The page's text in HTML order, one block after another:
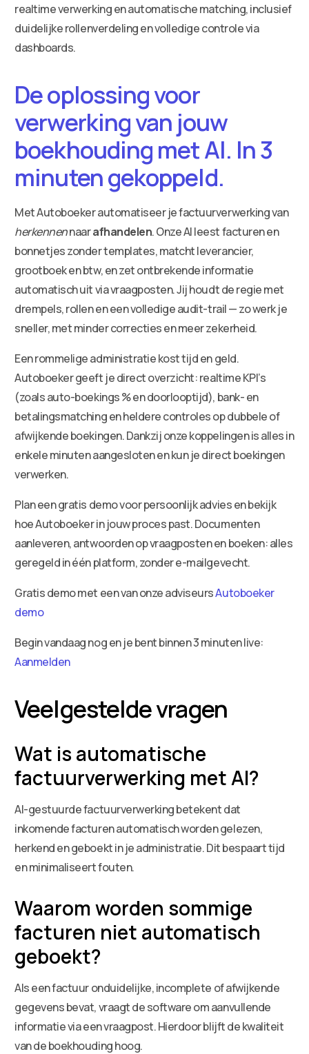
realtime verwerking en automatische matching, inclusief
duidelijke rollenverdeling en volledige controle via
dashboards.
De oplossing voor
verwerking van jouw
boekhouding met AI. In 3
minuten gekoppeld.
Met Autoboeker automatiseer je factuurverwerking van
herkennennaarafhandelen. Onze AI leest facturen en
bonnetjes zonder templates, matcht leverancier,
grootboek en btw, en zet ontbrekende informatie
automatisch uit via vraagposten. Jij houdt de regie met
drempels, rollen en een volledige audit-trail — zo werk je
sneller, met minder correcties en meer zekerheid.
Een rommelige administratie kost tijd en geld.
Autoboeker geeft je direct overzicht: realtime KPI’s
(zoals auto-boekings % en doorlooptijd), bank- en
betalingsmatching en heldere controles op dubbele of
afwijkende boekingen. Dankzij onze koppelingen is alles in
enkele minuten aangesloten en kun je direct boekingen
verwerken.
Plan een gratis demo voor persoonlijk advies en bekijk
hoe Autoboeker in jouw proces past. Documenten
aanleveren, antwoorden op vraagposten en boeken: alles
geregeld in één platform, zonder e-mailgevecht.
Gratis demo met een van onze adviseursAutoboeker
demo
Begin vandaag nog en je bent binnen 3 minuten live:
Aanmelden
Veelgestelde vragen
Wat is automatische
factuurverwerking met AI?
AI-gestuurde factuurverwerking betekent dat
inkomende facturen automatisch worden gelezen,
herkend en geboekt in je administratie. Dit bespaart tijd
en minimaliseert fouten.
Waarom worden sommige
facturen niet automatisch
geboekt?
Als een factuur onduidelijke, incomplete of afwijkende
gegevens bevat, vraagt de software om aanvullende
informatie via een vraagpost. Hierdoor blijft de kwaliteit
van de boekhouding hoog.